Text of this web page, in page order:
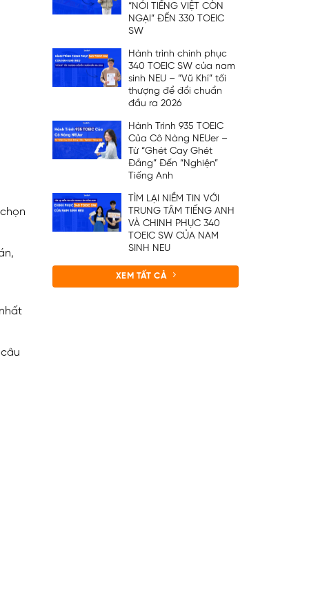
“NÓI TIẾNG VIỆT CÒN
NGẠI” ĐẾN 330 TOEIC
SW
Hành trình chinh phục
340 TOEIC SW của nam
sinh NEU – “Vũ Khí” tối
thượng để đổi chuẩn
đầu ra 2026
Hành Trình 935 TOEIC
Của Cô Nàng NEUer –
Từ “Ghét Cay Ghét
Đắng” Đến “Nghiện”
Tiếng Anh
TÌM LẠI NIỀM TIN VỚI
TRUNG TÂM TIẾNG ANH
VÀ CHINH PHỤC 340
TOEIC SW CỦA NAM
SINH NEU
XEM TẤT CẢ